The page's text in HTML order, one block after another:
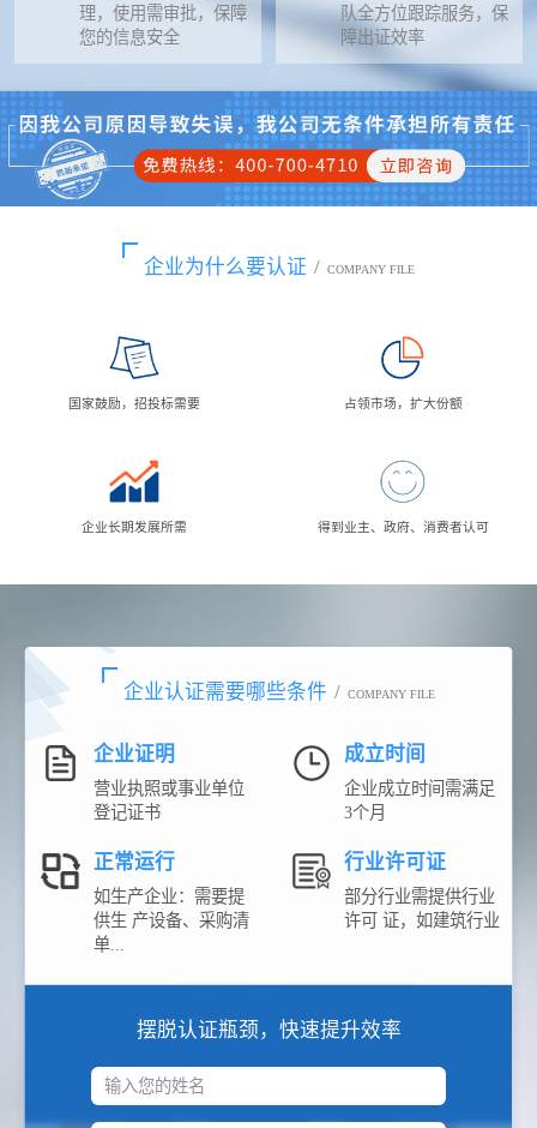
理，使用需审批，保障
您的信息安全
队全方位跟踪服务，保
障出证效率
企业为什么要认证 / COMPANY FILE
国家鼓励，招投标需要 占领市场，扩大份额
企业长期发展所需 得到业主、政府、消费者认可
企业认证需要哪些条件 / COMPANY FILE
企业证明
营业执照或事业单位
登记证书
成立时间
企业成立时间需满足
3个月
正常运行
如生产企业：需要提
供生 产设备、采购清
单...
行业许可证
部分行业需提供行业
许可 证，如建筑行业
摆脱认证瓶颈，快速提升效率
输入您的姓名